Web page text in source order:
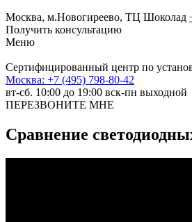
Москва, м.Новогиреево, ТЦ Шоколад
Получить консультацию
Меню
Сертифицированный центр по
Москва: +7 (495) 798-80-42
вт-сб. 10:00 до 19:00 вск-пн выходной
ПЕРЕЗВОНИТЕ МНЕ
Сравнение